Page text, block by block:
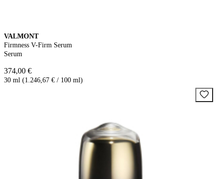
VALMONT
Firmness V-Firm Serum
Serum
374,00 €
30 ml (1.246,67 € / 100 ml)